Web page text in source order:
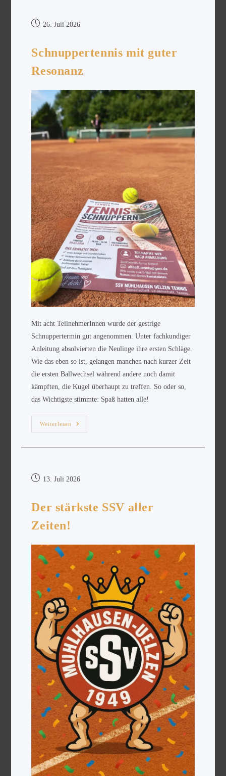
26. Juli 2026
Schnuppertennis mit guter
Resonanz
Mit acht TeilnehmerInnen wurde der gestrige
Schnuppertermin gut angenommen. Unter fachkundiger
Anleitung absolvierten die Neulinge ihre ersten Schläge.
Wie das eben so ist, gelangen manchen nach kurzer Zeit
die ersten Ballwechsel während andere noch damit
kämpften, die Kugel überhaupt zu treffen. So oder so,
das Wichtigste stimmte: Spaß hatten alle!
Weiterlesen
13. Juli 2026
Der stärkste SSV aller
Zeiten!